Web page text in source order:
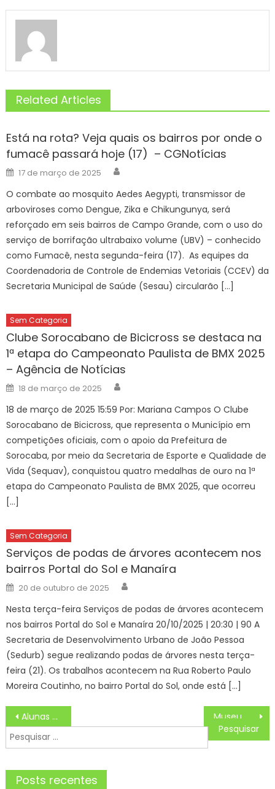
Related Articles
Está na rota? Veja quais os bairros por onde o
fumacê passará hoje (17) – CGNotícias
Posted
on
17 de março de 2025
O combate ao mosquito Aedes Aegypti, transmissor de
arboviroses como Dengue, Zika e Chikungunya, será
reforçado em seis bairros de Campo Grande, com o uso do
serviço de borrifação ultrabaixo volume (UBV) – conhecido
como Fumacê, nesta segunda-feira (17). As equipes da
Coordenadoria de Controle de Endemias Vetoriais (CCEV) da
Secretaria Municipal de Saúde (Sesau) circularão […]
Sem Categoria
Clube Sorocabano de Bicicross se destaca na
1ª etapa do Campeonato Paulista de BMX 2025
– Agência de Notícias
Posted
on
18 de março de 2025
18 de março de 2025 15:59 Por: Mariana Campos O Clube
Sorocabano de Bicicross, que representa o Município em
competições oficiais, com o apoio da Prefeitura de
Sorocaba, por meio da Secretaria de Esporte e Qualidade de
Vida (Sequav), conquistou quatro medalhas de ouro na 1ª
etapa do Campeonato Paulista de BMX 2025, que ocorreu
[…]
Sem Categoria
Serviços de podas de árvores acontecem nos
bairros Portal do Sol e Manaíra
Posted
on
20 de outubro de 2025
Nesta terça-feira Serviços de podas de árvores acontecem
nos bairros Portal do Sol e Manaíra 20/10/2025 | 20:30 | 90 A
Secretaria de Desenvolvimento Urbano de João Pessoa
(Sedurb) segue realizando podas de árvores nesta terça-
feira (21). Os trabalhos acontecem na Rua Roberto Paulo
Moreira Coutinho, no bairro Portal do Sol, onde está […]
Navegação
de
Post
Alunas do IFSP conquistam 1º lugar em feira internacional no México – IFSP
Pesquisar
por:
Posts recentes